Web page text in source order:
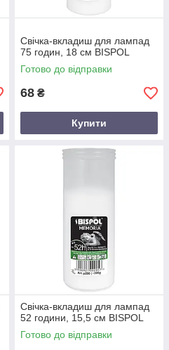
Свічка-вкладиш для лампад
75 годин, 18 см BISPOL
Готово до відправки
68 ₴
Купити
Свічка-вкладиш для лампад
52 години, 15,5 см BISPOL
Готово до відправки